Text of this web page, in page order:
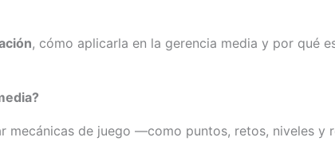
, cómo aplicarla en la gerencia media y por qué
mecánicas de juego —como puntos, retos, niveles